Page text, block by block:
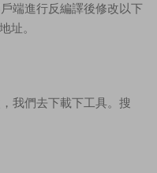
端進行反編譯後修改以下
址。
我們去下載下工具。搜